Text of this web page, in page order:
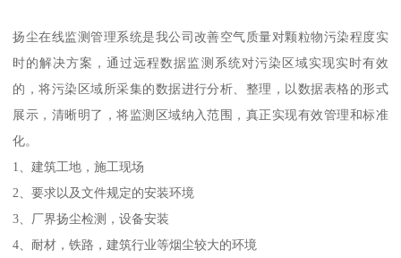
扬尘在线监测管理系统是我公司改善空气质量对颗粒物污染程度实
时的解决方案，通过远程数据监测系统对污染区域实现实时有效
的，将污染区域所采集的数据进行分析、整理，以数据表格的形式
展示，清晰明了，将监测区域纳入范围，真正实现有效管理和标准
化。
1、建筑工地，施工现场
2、要求以及文件规定的安装环境
3、厂界扬尘检测，设备安装
4、耐材，铁路，建筑行业等烟尘较大的环境